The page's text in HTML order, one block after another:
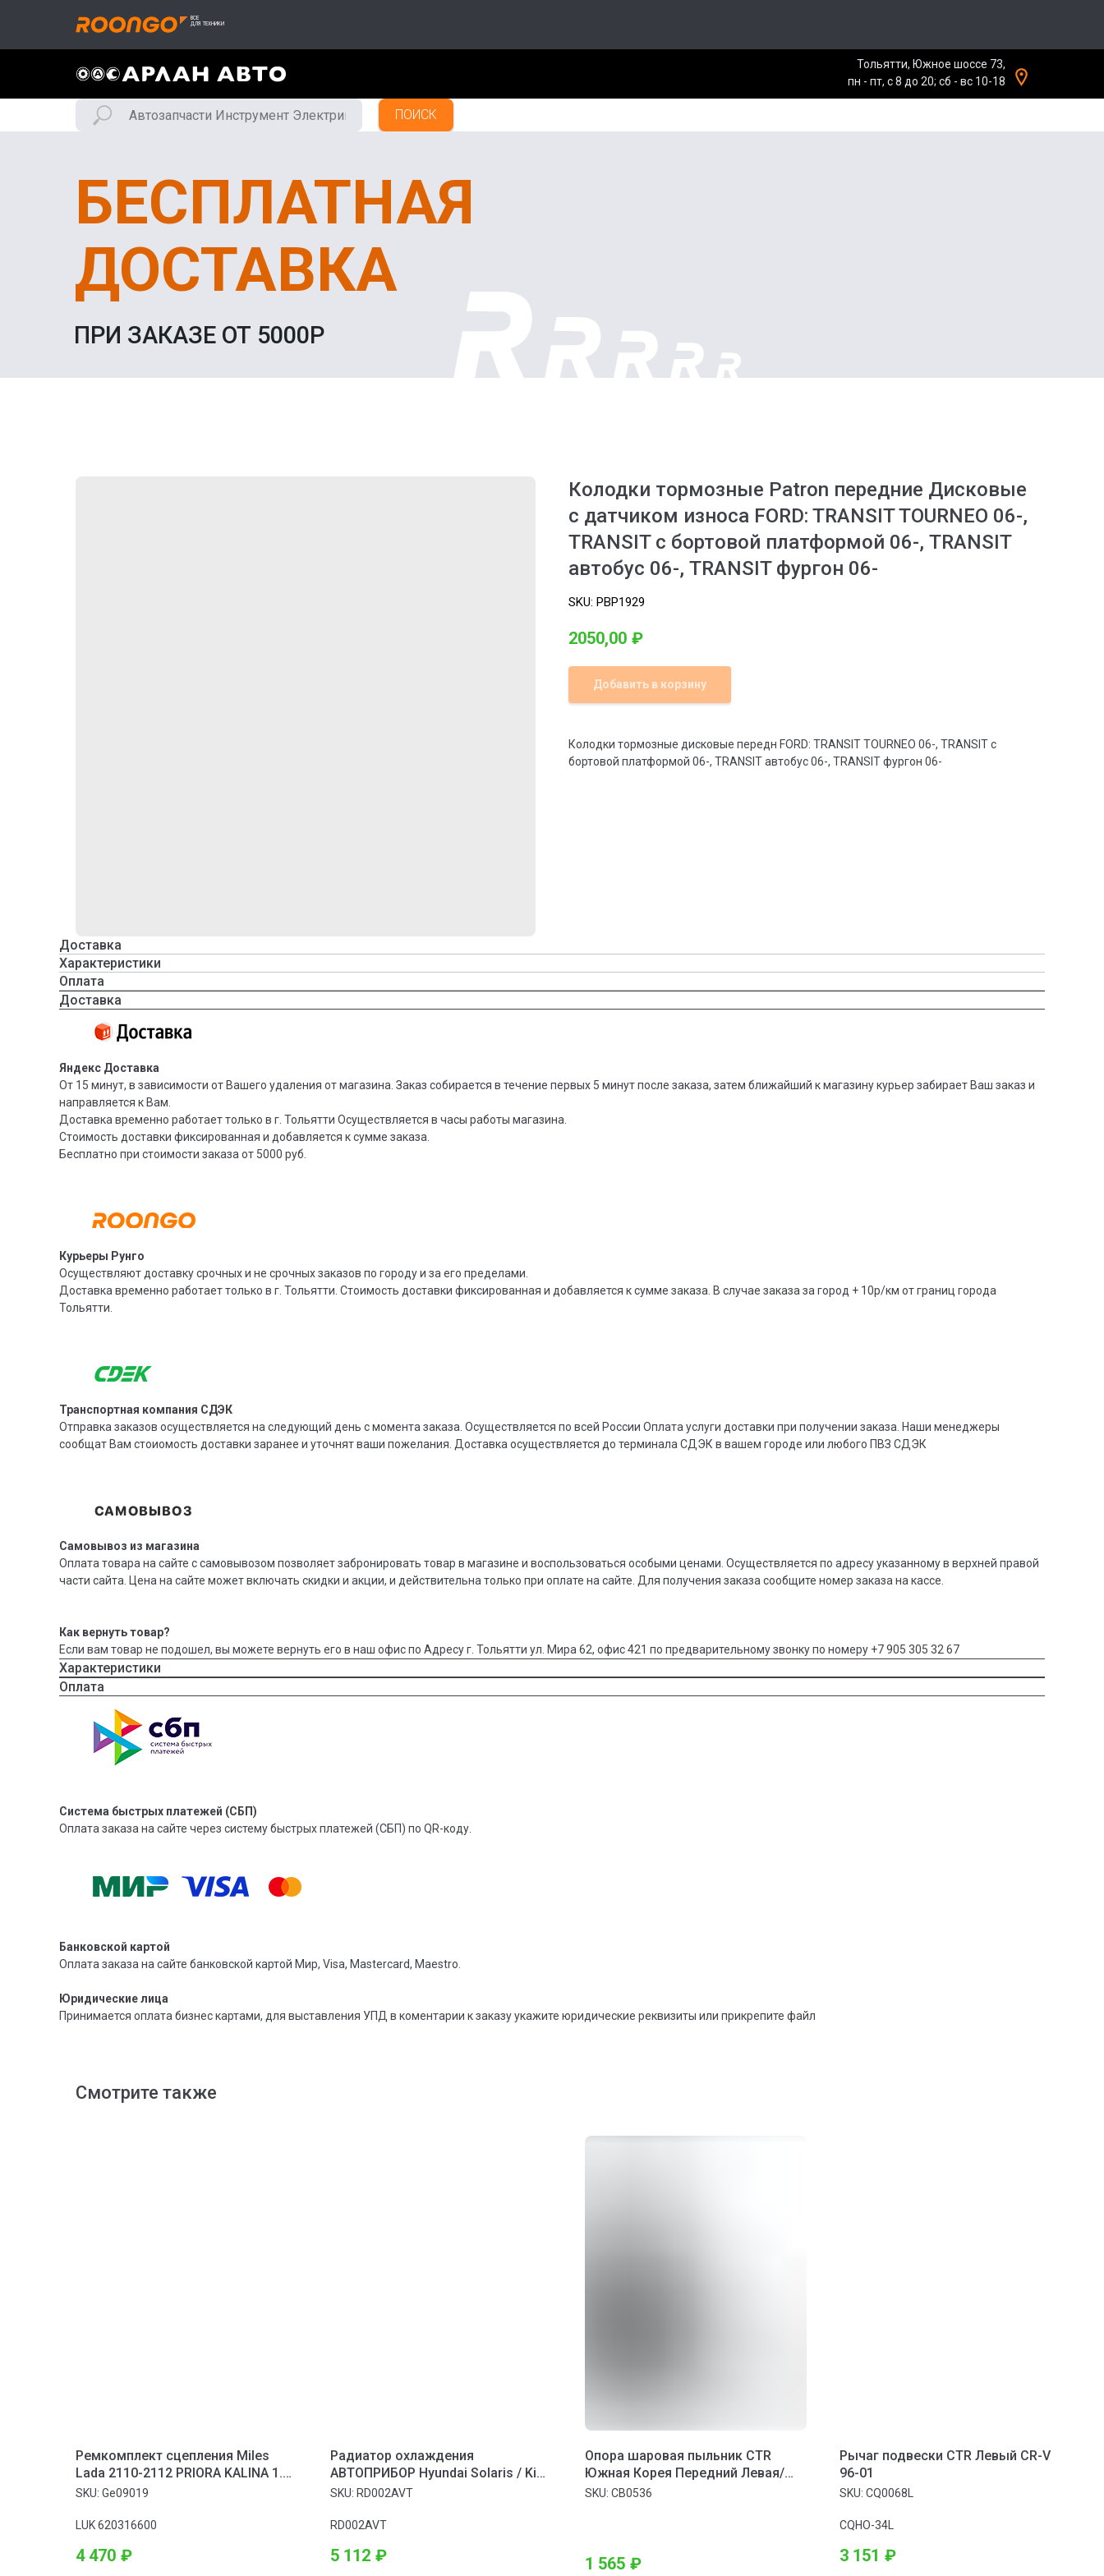
Тольятти, Южное шоссе 73,
пн - пт, с 8 до 20; сб - вс 10-18
ПОИСК
БЕСПЛАТНАЯ
ДОСТАВКА
ПРИ ЗАКАЗЕ ОТ 5000Р
Колодки тормозные Patron передние Дисковые
с датчиком износа FORD: TRANSIT TOURNEO 06-,
TRANSIT c бортовой платформой 06-, TRANSIT
автобус 06-, TRANSIT фургон 06-
SKU: PBP1929
2050,00 ₽
Добавить в корзину
Колодки тормозные дисковые передн FORD: TRANSIT TOURNEO 06-, TRANSIT c
бортовой платформой 06-, TRANSIT автобус 06-, TRANSIT фургон 06-
Доставка
Характеристики
Оплата
Доставка
Яндекс Доставка
От 15 минут, в зависимости от Вашего удаления от магазина. Заказ собирается в течение первых 5 минут после заказа, затем ближайший к магазину курьер забирает Ваш заказ и
направляется к Вам.
Доставка временно работает только в г. Тольятти Осуществляется в часы работы магазина.
Стоимость доставки фиксированная и добавляется к сумме заказа.
Бесплатно при стоимости заказа от 5000 руб.
Курьеры Рунго
Осуществляют доставку срочных и не срочных заказов по городу и за его пределами.
Доставка временно работает только в г. Тольятти. Стоимость доставки фиксированная и добавляется к сумме заказа. В случае заказа за город + 10р/км от границ города
Тольятти.
Транспортная компания СДЭК
Отправка заказов осуществляется на следующий день с момента заказа. Осуществляется по всей России Оплата услуги доставки при получении заказа. Наши менеджеры
сообщат Вам стоиомость доставки заранее и уточнят ваши пожелания. Доставка осуществляется до терминала СДЭК в вашем городе или любого ПВЗ СДЭК
Самовывоз из магазина
Оплата товара на сайте с самовывозом позволяет забронировать товар в магазине и воспользоваться особыми ценами. Осуществляется по адресу указанному в верхней правой
части сайта. Цена на сайте может включать скидки и акции, и действительна только при оплате на сайте. Для получения заказа сообщите номер заказа на кассе.
Как вернуть товар?
Если вам товар не подошел, вы можете вернуть его в наш офис по Адресу г. Тольятти ул. Мира 62, офис 421 по предварительному звонку по номеру +7 905 305 32 67
Характеристики
Оплата
Система быстрых платежей (СБП)
Оплата заказа на сайте через систему быстрых платежей (СБП) по QR-коду.
Банковской картой
Оплата заказа на сайте банковской картой Мир, Visa, Mastercard, Maestro.
Юридические лица
Принимается оплата бизнес картами, для выставления УПД в коментарии к заказу укажите юридические реквизиты или прикрепите файл
Смотрите также
Ремкомплект сцепления Miles
Lada 2110-2112 PRIORA KALINA 1.5-
1.6 95-
SKU: Ge09019
LUK 620316600
4 470 ₽
Радиатор охлаждения
АВТОПРИБОР Hyundai Solaris / Kia
Rio (10->) AT (сборный)
SKU: RD002AVT
RD002AVT
5 112 ₽
Опора шаровая пыльник CTR
Южная Корея Передний Левая/
Правая VOLKSWAGEN Transporter;
SKU: CB0536
1 565 ₽
Рычаг подвески CTR Левый CR-V
96-01
SKU: CQ0068L
CQHO-34L
3 151 ₽